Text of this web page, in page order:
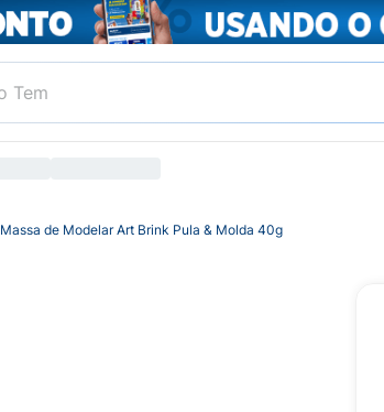
Massa de Modelar Art Brink Pula & Molda 40g